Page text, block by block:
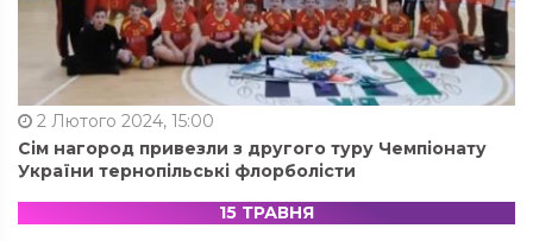
2 Лютого 2024, 15:00
Сім нагород привезли з другого туру Чемпіонату
України тернопільські флорболісти
15 ТРАВНЯ